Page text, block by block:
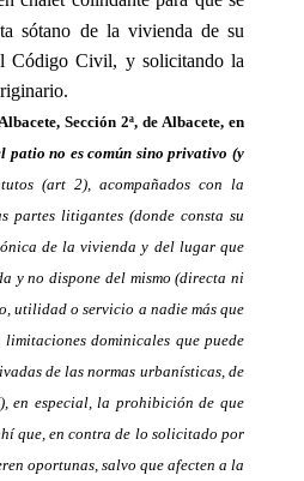
sótano de la vivienda de su
Código Civil, y solicitando la
Sección 2ª, de Albacete, en
patio no es común sino privativo (y
(art 2), acompañados con la
partes litigantes (donde consta su
de la vivienda y del lugar que
y no dispone del mismo (directa ni
utilidad o servicio a nadie más que
dominicales que puede
de las normas urbanísticas, de
en especial, la prohibición de que
que, en contra de lo solicitado por
oportunas, salvo que afecten a la